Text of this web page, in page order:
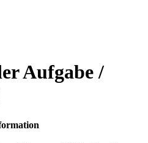
Aufgabe /